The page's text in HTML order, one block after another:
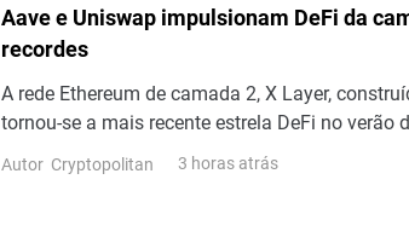
Aave e Uniswap impulsionam DeFi da
recordes
A rede Ethereum de camada 2, X Layer,
tornou-se a mais recente estrela DeFi no verão
marca de US$ 100 milhões em valor total
bilhões em oferta de stablecoins. Esses marcos
Autor Cryptopolitan 3 horas atrás